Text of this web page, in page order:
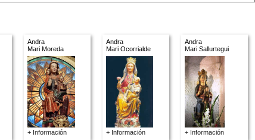
Andra
Mari Moreda
+ Información
Andra
Mari Ocorrialde
+ Información
Andra
Mari Sallurtegui
+ Información